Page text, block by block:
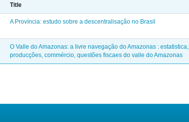
Title
A Província: estudo sobre a descentralisação no Brasil
O Valle do Amazonas: a livre navegação do Amazonas : estatistica,
producções, commércio, questões fiscaes do valle do Amazonas